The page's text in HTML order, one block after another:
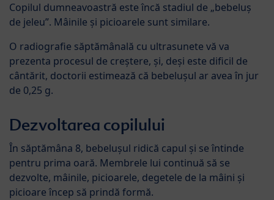
Copilul dumneavoastră este încă stadiul de „bebeluș
de jeleu”. Mâinile și picioarele sunt similare.
O radiografie săptămânală cu ultrasunete vă va
prezenta procesul de creștere, și, deși este dificil de
cântărit, doctorii estimează că bebelușul ar avea în jur
de 0,25 g.
Dezvoltarea copilului
În săptămâna 8, bebelușul ridică capul și se întinde
pentru prima oară. Membrele lui continuă să se
dezvolte, mâinile, picioarele, degetele de la mâini și
picioare încep să prindă formă.